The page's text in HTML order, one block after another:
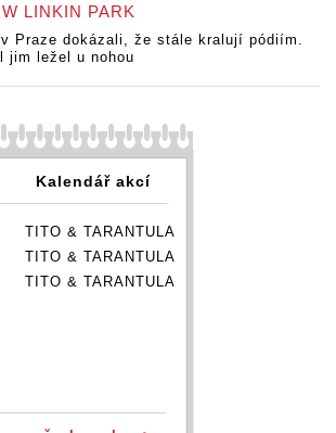
LINKIN PARK
Praze dokázali, že stále kralují pódiím.
jim ležel u nohou
Kalendář akcí
TITO & TARANTULA
TITO & TARANTULA
TITO & TARANTULA